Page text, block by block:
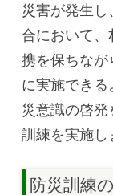
災害が発生
合において、
携を保ちなが
に実施でき
災意識の啓
訓練を実施し
防災訓練